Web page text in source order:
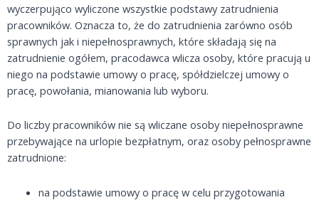
wyczerpująco wyliczone wszystkie podstawy zatrudnienia
pracowników. Oznacza to, że do zatrudnienia zarówno osób
sprawnych jak i niepełnosprawnych, które składają się na
zatrudnienie ogółem, pracodawca wlicza osoby, które pracują u
niego na podstawie umowy o pracę, spółdzielczej umowy o
pracę, powołania, mianowania lub wyboru.
Do liczby pracowników nie są wliczane osoby niepełnosprawne
przebywające na urlopie bezpłatnym, oraz osoby pełnosprawne
zatrudnione:
na podstawie umowy o pracę w celu przygotowania